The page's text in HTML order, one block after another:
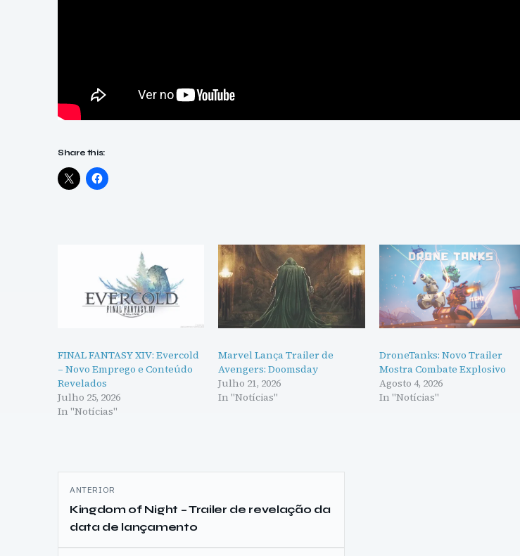
Share this:
FINAL FANTASY XIV: Evercold
– Novo Emprego e Conteúdo
Revelados
Julho 25, 2026
In "Notícias"
Marvel Lança Trailer de
Avengers: Doomsday
Julho 21, 2026
In "Notícias"
DroneTanks: Novo Trailer
Mostra Combate Explosivo
Agosto 4, 2026
In "Notícias"
Navegação
de
artigos
ANTERIOR
Kingdom of Night – Trailer de revelação da
data de lançamento